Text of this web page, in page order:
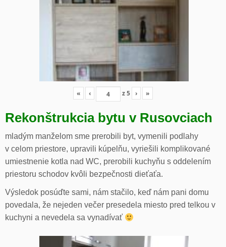
« ‹ z5 › »
Rekonštrukcia bytu v Rusovciach
mladým manželom sme prerobili byt, vymenili podlahy
v celom priestore, upravili kúpelňu, vyriešili komplikované
umiestnenie kotla nad WC, prerobili kuchyňu s oddelením
priestoru schodov kvôli bezpečnosti dieťaťa.
Výsledok posúďte sami, nám stačilo, keď nám pani domu
povedala, že nejeden večer presedela miesto pred telkou v
kuchyni a nevedela sa vynadívať